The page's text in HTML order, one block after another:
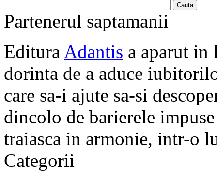
Partenerul saptamanii
Editura Adantis a aparut in
dorinta de a aduce
care sa-i ajute sa-si
dincolo de barierele
traiasca in armonie, intr-o
Categorii